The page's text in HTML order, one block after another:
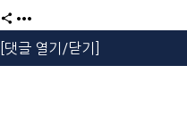
 
[댓글 열기/닫기]